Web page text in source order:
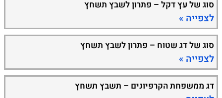
סוג של עץ דקל – פתרון לשבץ תשחץ
לצפייה »
סוג של דג שטוח – פתרון לשבץ תשחץ
לצפייה »
דג ממשפחת הקרפיונים – תשבץ תשחץ